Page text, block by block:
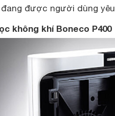
đang được người dùng
không khí Boneco P400